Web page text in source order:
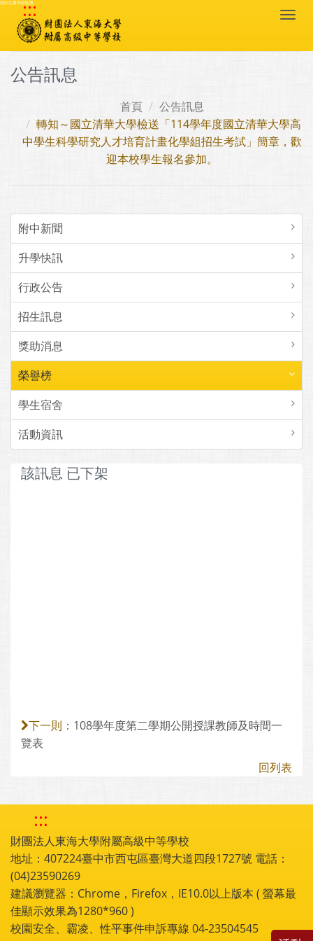
跳到主要內容區塊
:::
公告訊息
首頁
公告訊息
轉知～國立清華大學檢送「114學年度國立清華大學高
中學生科學研究人才培育計畫化學組招生考試」簡章，歡
迎本校學生報名參加。
附中新聞
升學快訊
行政公告
招生訊息
獎助消息
榮譽榜
學生宿舍
活動資訊
該訊息 已下架
下一則： 108學年度第二學期公開授課教師及時間一
覽表
回列表
:::
財團法人東海大學附屬高級中等學校
地址：407224臺中市西屯區臺灣大道四段1727號 電話：
(04)23590269
建議瀏覽器：Chrome，Firefox，IE10.0以上版本 ( 螢幕最
佳顯示效果為1280*960 )
校園安全、霸凌、性平事件申訴專線 04-23504545